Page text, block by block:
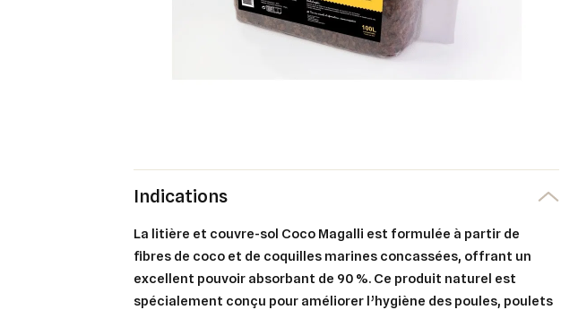
Indications
La litière et couvre-sol Coco Magalli est formulée à partir de
fibres de coco et de coquilles marines concassées, offrant un
excellent pouvoir absorbant de 90 %. Ce produit naturel est
spécialement conçu pour améliorer l’hygiène des poules, poulets